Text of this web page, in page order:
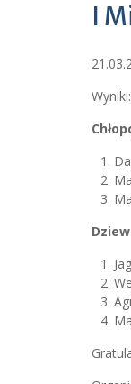
I
Wyniki: